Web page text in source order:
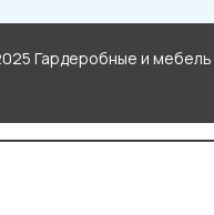
Гардеробные и мебель